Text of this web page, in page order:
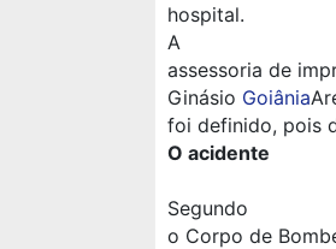
hospital.
A
assessoria de
Ginásio Goiânia
foi definido, pois
O acidente
Segundo
o Corpo de